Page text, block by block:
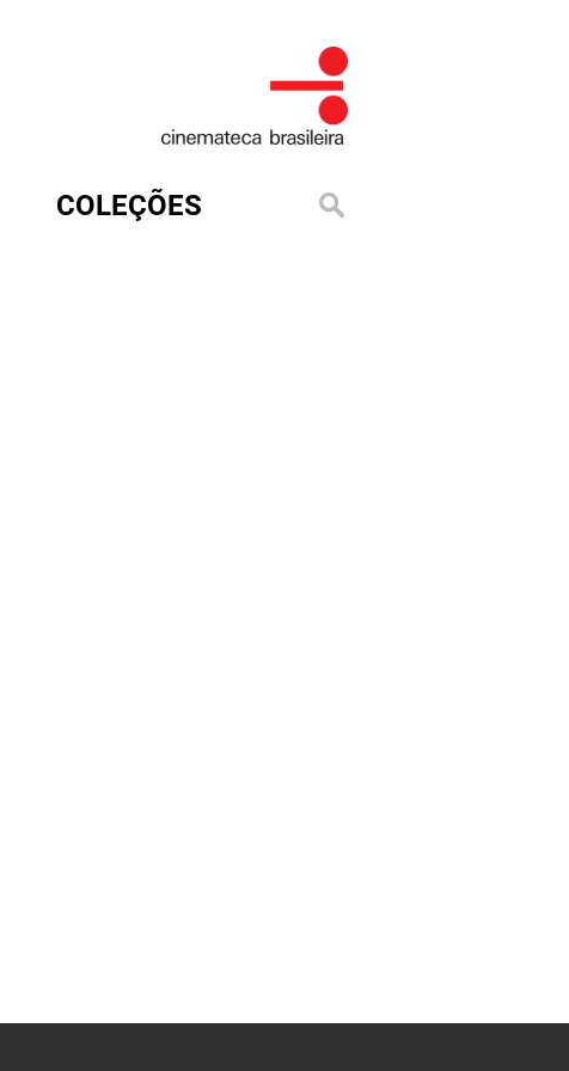
COLEÇÕES